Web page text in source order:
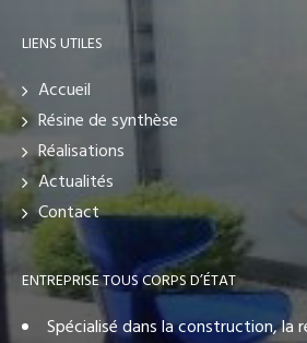
LIENS UTILES
Accueil
Résine de synthèse
Réalisations
Actualités
Contact
ENTREPRISE TOUS CORPS D’ÉTAT
Spécialisé dans la construction, la